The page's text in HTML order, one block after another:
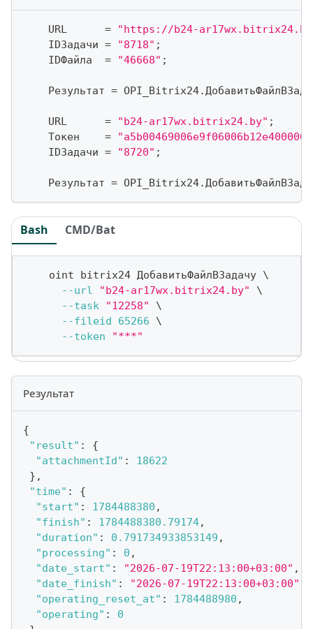
    URL
=
"https://b24-
    IDЗадачи
= "8718" ;
    IDФайла
= "46668" ;
    Результат
= OPI_Bitrix24.
    URL
= "b24-ar17wx.bitrix24.by" ;
    Токен
=
    IDЗадачи
= "8720" ;
    Результат
= OPI_Bitrix24.
Bash CMD/Bat
    oint bitrix24 ДобавитьФайлВЗадачу
\
--url
"b24-ar17wx.bitrix24.by"
\
--task
"12258"
\
--fileid
65266
\
--token
"***"
Результат
{
"result" :
{
"attachmentId" :
18622
} ,
"time" :
{
"start" : 1784488380 ,
"finish" : 1784488380.79174,
"duration" : 0.791734933853149 ,
"processing" : 0 ,
"date_start" : "2026-07-19T22:13:00+03:00" ,
"date_finish" : "2026-07-19T22:13:00+03:00"
"operating_reset_at" : 1784488980 ,
"operating" :
0